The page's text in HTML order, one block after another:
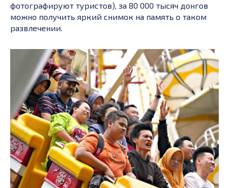
фотографируют туристов), за 80 000 тысяч донгов
можно получить яркий снимок на память о таком
развлечении.